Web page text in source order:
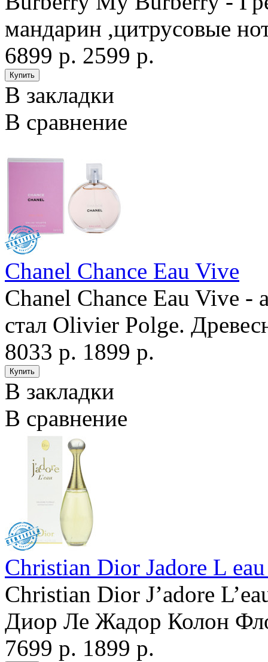
мандарин ,цитрусовые
6899 р. 2599 р.
В закладки
В сравнение
Chanel Chance Eau Vive
Chanel Chance Eau Vive -
стал Olivier Polge.
8033 р. 1899 р.
В закладки
В сравнение
Christian Dior Jadore L
Christian Dior J’adore
Диор Ле Жадор Колон
7699 р. 1899 р.